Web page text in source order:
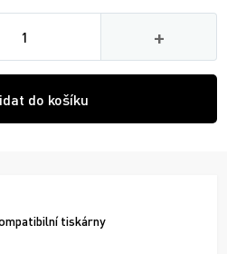
Množství
+
do košíku
tiskárny